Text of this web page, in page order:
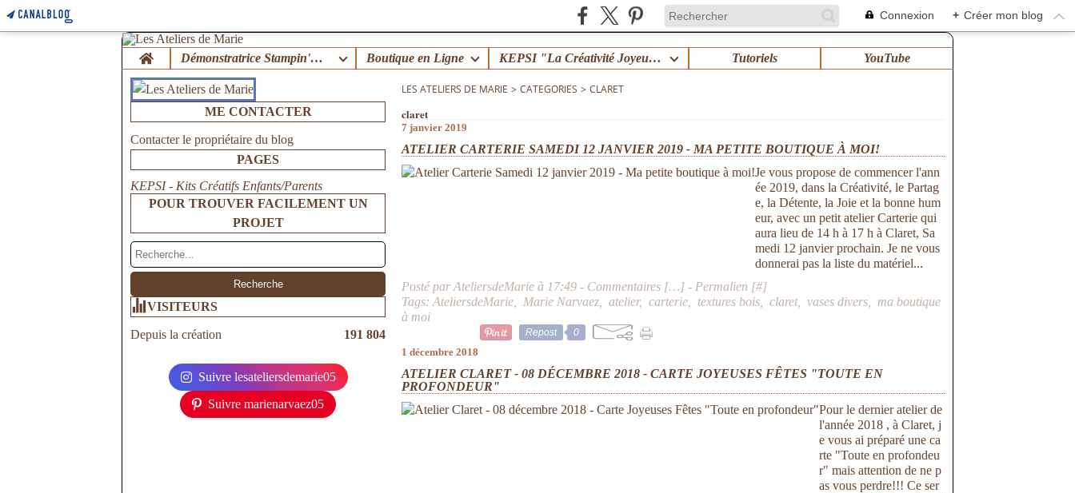
Connexion + Créer mon blog
Home Démonstratrice Stampin'Up ! Boutique en Ligne KEPSI "La Créativité Joyeuse en Famille" ! Tutoriels YouTube
ME CONTACTER
Contacter le propriétaire du blog
PAGES
KEPSI - Kits Créatifs Enfants/Parents
POUR TROUVER FACILEMENT UN
PROJET
VISITEURS
Depuis la création 191 804
Suivre lesateliersdemarie05
Suivre marienarvaez05
LES ATELIERS DE MARIE > CATEGORIES > CLARET
claret
7 janvier 2019
ATELIER CARTERIE SAMEDI 12 JANVIER 2019 - MA PETITE BOUTIQUE À MOI!
Je vous propose de commencer l'ann
ée 2019, dans la Créativité, le Partag
e, la Détente, la Joie et la bonne hum
eur, avec un petit atelier Carterie qui
aura lieu de 14 h à 17 h à Claret, Sa
medi 12 janvier prochain. Je ne vous
donnerai pas la liste du matériel...
Posté par AteliersdeMarie à 17:49 - Commentaires […] - Permalien [#]
Tags:AteliersdeMarie Marie Narvaez ,atelier,carterie textures bois ,claret,vases divers
ma boutique
à moi
Repost 0
1 décembre 2018
ATELIER CLARET - 08 DÉCEMBRE 2018 - CARTE JOYEUSES FÊTES "TOUTE EN
PROFONDEUR"
Pour le dernier atelier de
l'année 2018 , à Claret, j
e vous ai préparé une ca
rte "Toute en profondeu
r" mais attention de ne p
as vous perdre!!! Ce ser